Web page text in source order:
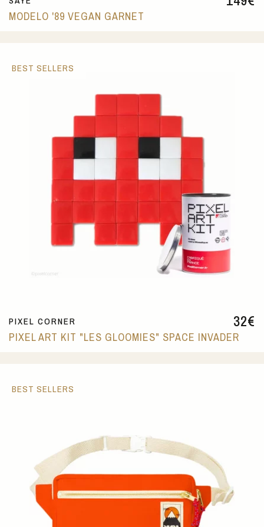
MODELO '89 VEGAN GARNET
32€
PIXEL CORNER
PIXEL ART KIT "LES GLOOMIES" SPACE INVADER
BEST SELLERS
BEST SELLERS